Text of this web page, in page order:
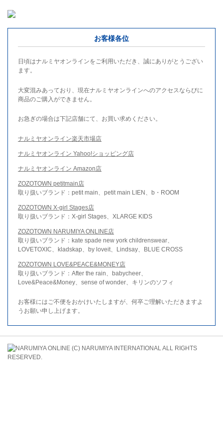
お客様各位
日頃はナルミヤオンラインをご利用いただき、誠にありがとうござい
ます。
大変混みあっており、現在ナルミヤオンラインへのアクセスならびに
商品のご購入ができません。
お急ぎの場合は下記店舗にて、お買い求めください。
ナルミヤオンライン楽天市場店
ナルミヤオンライン Yahoo!ショッピング店
ナルミヤオンライン Amazon店
ZOZOTOWN petitmain店
取り扱いブランド：petit main、petit main LIEN、b・ROOM
ZOZOTOWN X-girl Stages店
取り扱いブランド：X-girl Stages、XLARGE KIDS
ZOZOTOWN NARUMIYA ONLINE店
取り扱いブランド：kate spade new york childrenswear、
LOVETOXIC、kladskap、by loveit、Lindsay、BLUE CROSS
ZOZOTOWN LOVE&PEACE&MONEY店
取り扱いブランド：After the rain、babycheer、
Love&Peace&Money、sense of wonder、キリンのソフィ
お客様にはご不便をおかけいたしますが、何卒ご理解いただきますよ
うお願い申し上げます。